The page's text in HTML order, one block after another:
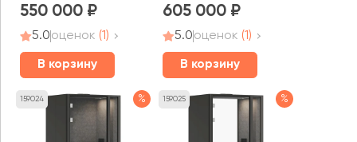
550 000
5.0оценок (1)
В корзину
605 000
5.0оценок (1)
В корзину
159024 % 159025 %